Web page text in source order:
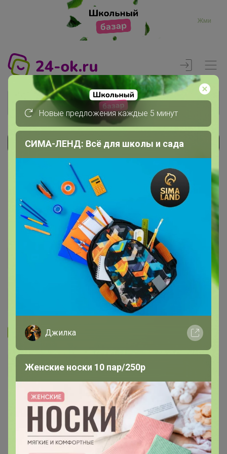
Жми
Вход
Вход
Запомнить Забыли пароль?
Войти
Регистрация
Войти с помощью других сервисов
Новые предложения каждые 5 минут
СИМА-ЛЕНД: Всё для школы и сада
Джилка
Женские носки 10 пар/250р